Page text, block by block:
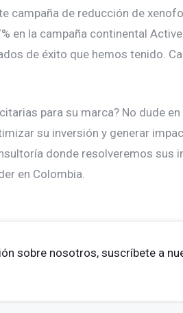
campaña de reducción de
en la campaña continental
de éxito que hemos tenido.
para su marca? No dude
su inversión y generar
donde resolveremos sus
en Colombia.
sobre nosotros, suscríbete a